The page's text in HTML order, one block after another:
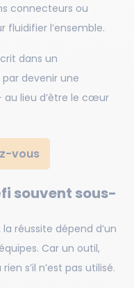
connecteurs ou
fluidifier l’ensemble.
dans un
par devenir une
au lieu d’être le cœur
vous
souvent sous-
réussite dépend d’un
Car un outil,
s’il n’est pas utilisé.